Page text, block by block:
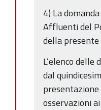
4) La
Affluenti del
della
L’elenco
dal
osservazioni